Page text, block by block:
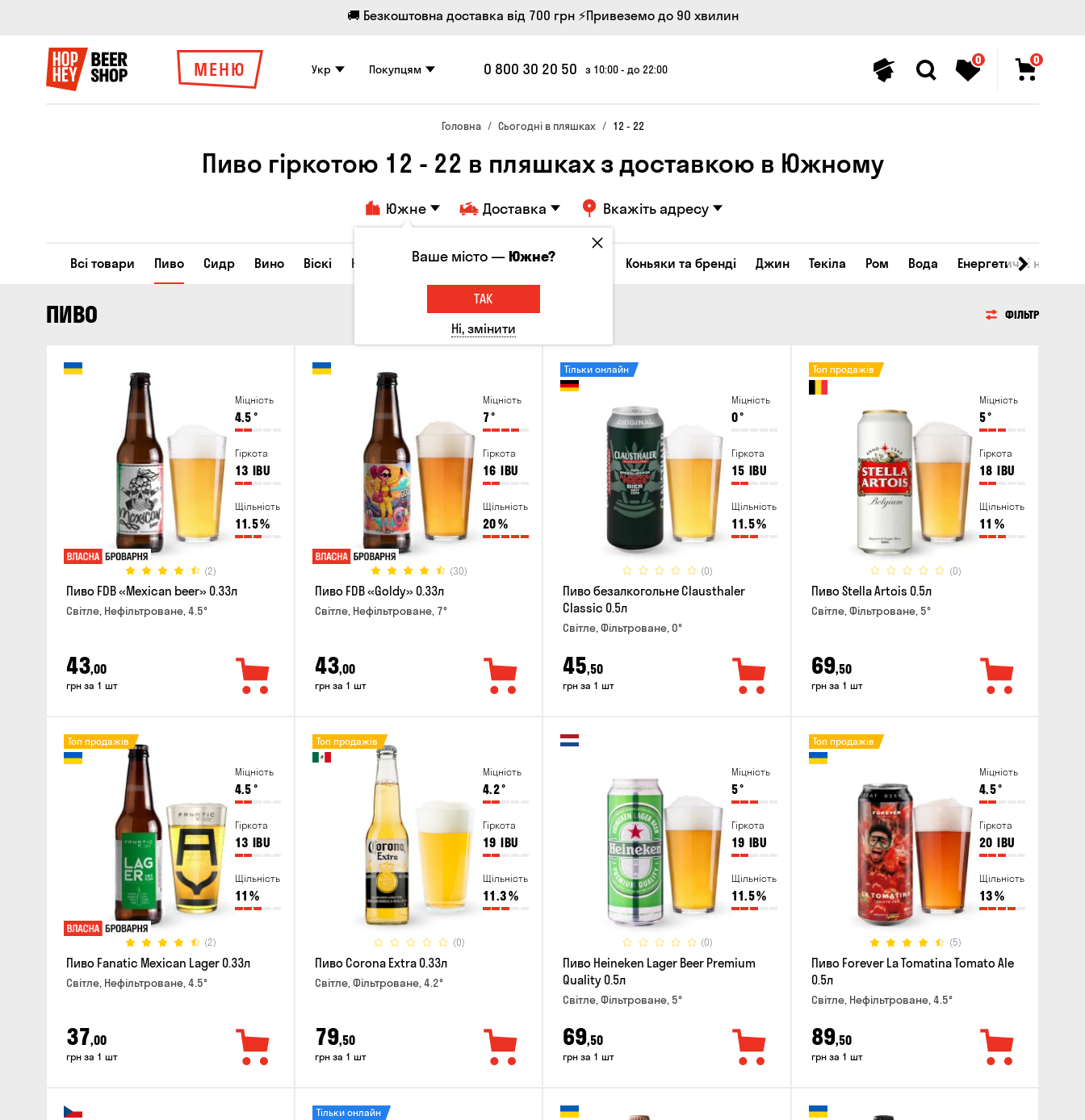
🚚 Безкоштовна доставка від 700 грн ⚡Привеземо до 90 хвилин
МЕНЮ Укр Покупцям 0 800 30 20 50 з 10:00 - до 22:00
0 0
Головна Сьогодні в пляшках 12 - 22
Пиво гіркотою 12 - 22 в пляшках з доставкою в Южному
Южне Доставка Вкажіть адресу
Всі товари Пиво Сидр Вино Віскі Коктейлі Соджу Лікери та настоянки Коньяки та бренді Джин Текіла Ром Вода Енергетичні напої
ПИВО ФІЛЬТР
Міцність
4.5°
Гіркота
13 IBU
Щільність
11.5%
(2)
Пиво FDB «Mexican beer» 0.33л
Світле, Нефільтроване, 4.5°
43,00
грн за 1 шт
Міцність
7°
Гіркота
16 IBU
Щільність
20%
(30)
Пиво FDB «Goldy» 0.33л
Світле, Нефільтроване, 7°
43,00
грн за 1 шт
Міцність
0°
Гіркота
15 IBU
Щільність
11.5%
(0)
Тільки онлайн
Пиво безалкогольне Clausthaler
Classic 0.5л
Світле, Фільтроване, 0°
45,50
грн за 1 шт
Міцність
5°
Гіркота
18 IBU
Щільність
11 %
(0)
Топ продажів
Пиво Stella Artois 0.5л
Світле, Фільтроване, 5°
69,50
грн за 1 шт
Міцність
4.5°
Гіркота
13 IBU
Щільність
11 %
(2)
Топ продажів
Пиво Fanatic Mexican Lager 0.33л
Світле, Нефільтроване, 4.5°
37,00
грн за 1 шт
Міцність
4.2°
Гіркота
19 IBU
Щільність
11.3%
(0)
Топ продажів
Пиво Corona Extra 0.33л
Світле, Фільтроване, 4.2°
79,50
грн за 1 шт
Міцність
5°
Гіркота
19 IBU
Щільність
11.5%
(0)
Пиво Heineken Lager Beer Premium
Quality 0.5л
Світле, Фільтроване, 5°
69,50
грн за 1 шт
Міцність
4.5°
Гіркота
20 IBU
Щільність
13%
(5)
Топ продажів
Пиво Forever La Tomatina Tomato Ale
0.5л
Світле, Нефільтроване, 4.5°
89,50
грн за 1 шт
Тільки онлайн
Ваше місто —Южне?
ТАК
Ні, змінити